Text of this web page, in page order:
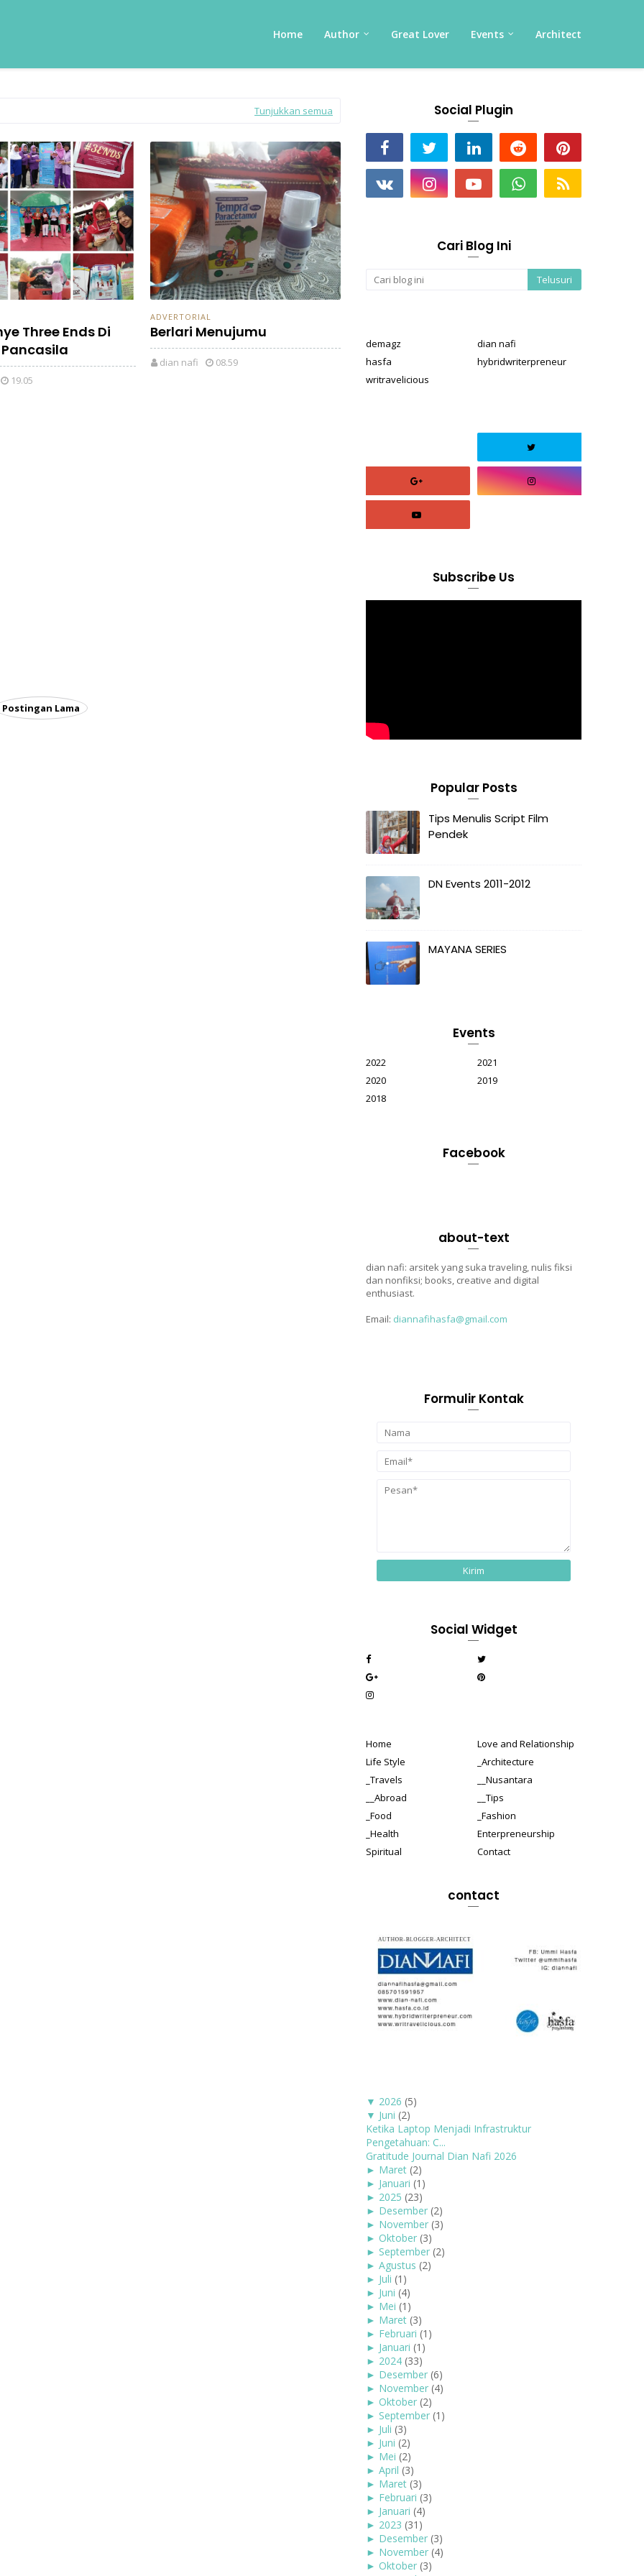
Home Author Great Lover Events Architect
Tunjukkan semua
Three Ends Di
19.05
ADVERTORIAL
Berlari Menujumu
dian nafi 08.59
Postingan Lama
Social Plugin
Cari Blog Ini
demagz
dian nafi
hasfa
hybridwriterpreneur
writravelicious
Subscribe Us
Popular Posts
Tips Menulis Script Film
Pendek
DN Events 2011-2012
MAYANA SERIES
Events
2022
2021
2020
2019
2018
Facebook
about-text
dian nafi: arsitek yang suka traveling, nulis fiksi
dan nonfiksi; books, creative and digital
enthusiast.
Email: diannafihasfa@gmail.com
Formulir Kontak
Social Widget
Home
Love and Relationship
Life Style
_Architecture
_Travels
__Nusantara
__Abroad
__Tips
_Food
_Fashion
_Health
Enterpreneurship
Spiritual
Contact
contact
▼ 2026 (5)
▼ Juni (2)
Ketika Laptop Menjadi Infrastruktur
Pengetahuan: C...
Gratitude Journal Dian Nafi 2026
► Maret (2)
► Januari (1)
► 2025 (23)
► Desember (2)
► November (3)
► Oktober (3)
► September (2)
► Agustus (2)
► Juli (1)
► Juni (4)
► Mei (1)
► Maret (3)
► Februari (1)
► Januari (1)
► 2024 (33)
► Desember (6)
► November (4)
► Oktober (2)
► September (1)
► Juli (3)
► Juni (2)
► Mei (2)
► April (3)
► Maret (3)
► Februari (3)
► Januari (4)
► 2023 (31)
► Desember (3)
► November (4)
► Oktober (3)